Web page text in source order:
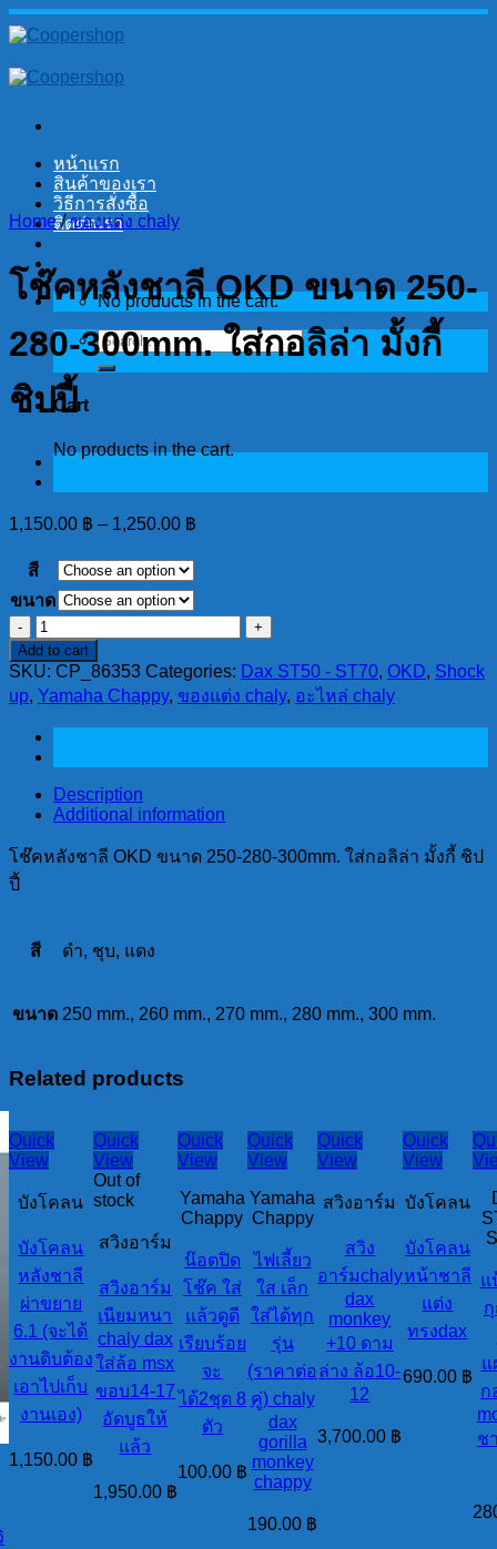
Skip
to
หน้าแรก
สินค้าของเรา
วิธีการสั่งซื้อ
ติดต่อเรา
No products in the cart.
Search
for:
Cart
No products in the cart.
Home / ของแต่ง chaly
โช๊คหลังชาลี OKD ขนาด 250-
280-300mm. ใส่กอลิล่า มั้งกี้
ชิปปี้
1,150.00 ฿ – 1,250.00 ฿
สี
ขนาด
โช๊
คห
ลัง
OKD
ขนาด
280-
300mm.
มั้
ชิป
Add to cart
SKU: CP_86353 Categories: Dax ST50 - ST70, OKD, Shock
up, Yamaha Chappy, ของแต่ง chaly, อะไหล่ chaly
Description
Additional information
โช๊คหลังชาลี OKD ขนาด 250-280-300mm. ใส่กอลิล่า มั้งกี้ ชิป
ปี้
สี ดำ, ชุบ, แดง
ขนาด 250 mm., 260 mm., 270 mm., 280 mm., 300 mm.
Related products
Quick
View
บังโคลน
บังโคลน
หลังชาลี
ผ่าขยาย
6.1 (จะได้
งานดิบต้อง
เอาไปเก็บ
งานเอง)
1,150.00 ฿
Quick
View
Out of
stock
สวิงอาร์ม
สวิงอาร์ม
เนียมหนา
chaly dax
ใส่ล้อ msx
ขอบ14-17
อัดบูธให้
แล้ว
1,950.00 ฿
Quick
View
Yamaha
Chappy
น๊อตปิด
โช๊ค ใส่
แล้วดูดี
เรียบร้อย
จะ
ได้2ชุด 8
ตัว
100.00 ฿
Quick
View
Yamaha
Chappy
ไฟเลี้ยว
ใส เล็ก
ใส่ได้ทุก
รุ่น
(ราคาต่อ
คู่) chaly
dax
gorilla
monkey
chappy
190.00 ฿
Quick
View
สวิงอาร์ม
สวิง
อาร์มchaly
dax
monkey
+10 ดาม
ล่าง ล้อ10-
12
3,700.00 ฿
Quick
View
บังโคลน
บังโคลน
หน้าชาลี
แต่ง
ทรงdax
690.00 ฿
แ
แ
ก
ช